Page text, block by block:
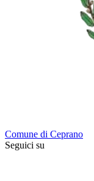
Comune di Ceprano
Seguici su